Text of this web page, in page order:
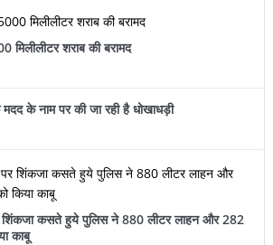
शीर्ष स्थान
क्षेत्रीय क्रिकेट प्रतियोगिता में फहराया जीत का
शराब की बरामद
मदद के नाम पर की जा रही है धोखाधड़ी
शिंकजा कसते हुये पुलिस ने 880 लीटर लाहन और 282
काबू